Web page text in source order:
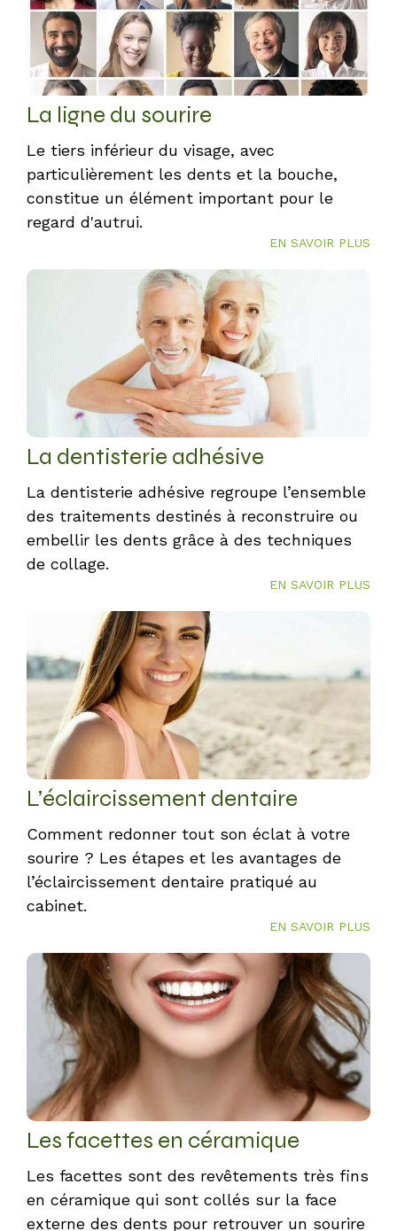
La ligne du sourire
Le tiers inférieur du visage, avec
particulièrement les dents et la bouche,
constitue un élément important pour le
regard d'autrui.
EN SAVOIR PLUS
La dentisterie adhésive
La dentisterie adhésive regroupe l’ensemble
des traitements destinés à reconstruire ou
embellir les dents grâce à des techniques
de collage.
EN SAVOIR PLUS
L’éclaircissement dentaire
Comment redonner tout son éclat à votre
sourire ? Les étapes et les avantages de
l’éclaircissement dentaire pratiqué au
cabinet.
EN SAVOIR PLUS
Les facettes en céramique
Les facettes sont des revêtements très fins
en céramique qui sont collés sur la face
externe des dents pour retrouver un sourire